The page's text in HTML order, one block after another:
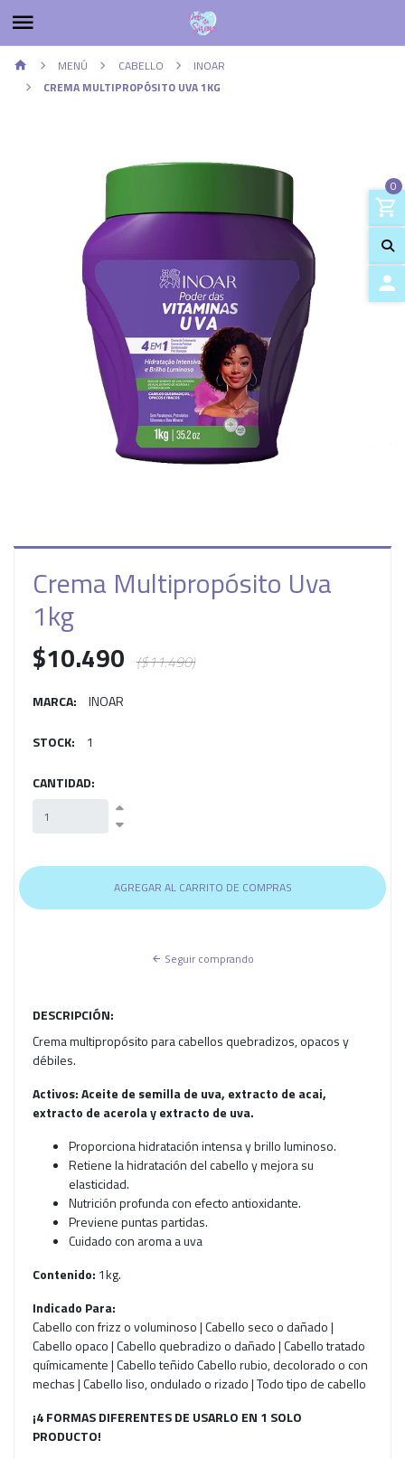
0
MENÚ CABELLO
INOAR
CREMA MULTIPROPÓSITO UVA 1KG
Crema Multipropósito Uva
1kg
$10.490 ($11.490)
MARCA: INOAR
STOCK: 1
CANTIDAD:
Seguir comprando
DESCRIPCIÓN:
Crema multipropósito para cabellos quebradizos, opacos y
débiles.
Activos: Aceite de semilla de uva, extracto de acai,
extracto de acerola y extracto de uva.
Proporciona hidratación intensa y brillo luminoso.
Retiene la hidratación del cabello y mejora su
elasticidad.
Nutrición profunda con efecto antioxidante.
Previene puntas partidas.
Cuidado con aroma a uva
Contenido: 1kg.
Indicado Para:
Cabello con frizz o voluminoso | Cabello seco o dañado |
Cabello opaco | Cabello quebradizo o dañado | Cabello tratado
químicamente | Cabello teñido Cabello rubio, decolorado o con
mechas | Cabello liso, ondulado o rizado | Todo tipo de cabello
¡4 FORMAS DIFERENTES DE USARLO EN 1 SOLO
PRODUCTO!